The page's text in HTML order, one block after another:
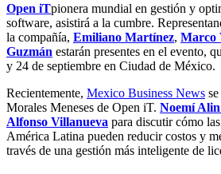
Open iTpionera mundial en gestión y
software, asistirá a la cumbre.
la compañía, Emiliano Martínez, Marco
Guzmán estarán presentes en el evento,
y 24 de septiembre en Ciudad de México.
Recientemente, Mexico Business News
Morales Meneses de Open iT. Noemí
Alfonso Villanueva para discutir cómo
América Latina pueden reducir costos y
través de una gestión más inteligente de